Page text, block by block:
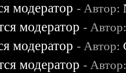
модератор - Автор:
модератор -
модератор - Автор:
модератор -